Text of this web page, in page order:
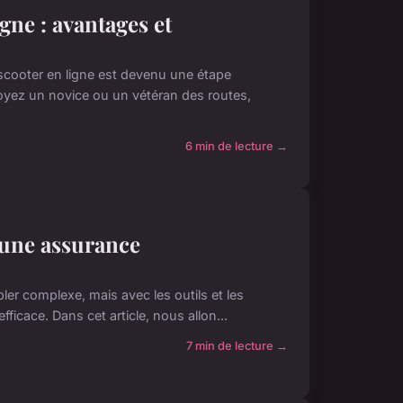
: avantages et
en ligne est devenu une étape
un novice ou un vétéran des routes,
6 min de lecture →
assurance
complexe, mais avec les outils et les
Dans cet article, nous allon...
7 min de lecture →